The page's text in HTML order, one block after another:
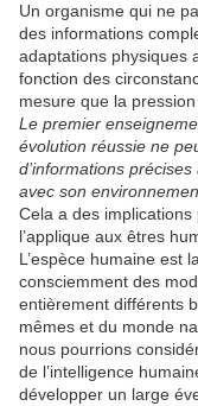
Un organisme qui ne
des informations
adaptations physiques
fonction des
mesure que la
Le premier
évolution réussie ne
d’informations
avec son
Cela a des implications
l’applique aux êtres
L’espèce humaine est
consciemment des
entièrement différents
mêmes et du monde
nous pourrions
de l’intelligence
développer un large